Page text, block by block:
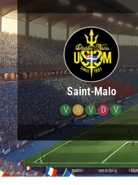
Saint-Malo
V N V D V